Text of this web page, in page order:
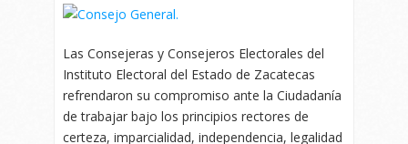
Las Consejeras y Consejeros Electorales del
Instituto Electoral del Estado de Zacatecas
refrendaron su compromiso ante la Ciudadanía
de trabajar bajo los principios rectores de
certeza, imparcialidad, independencia, legalidad